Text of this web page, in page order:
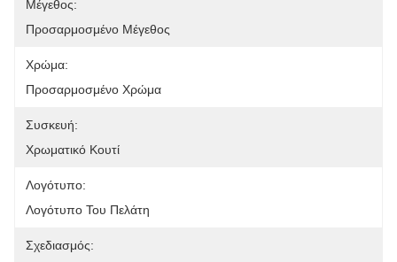
Μέγεθος:
Προσαρμοσμένο Μέγεθος
Χρώμα:
Προσαρμοσμένο Χρώμα
Συσκευή:
Χρωματικό Κουτί
Λογότυπο:
Λογότυπο Του Πελάτη
Σχεδιασμός: